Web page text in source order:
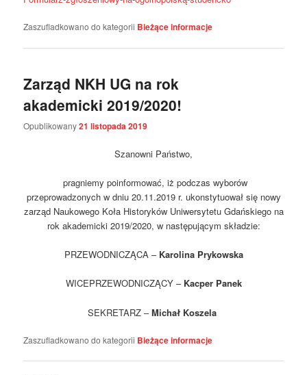
Zaszufladkowano do kategorii Bieżące informacje
Zarząd NKH UG na rok
akademicki 2019/2020!
Opublikowany21 listopada 2019
Szanowni Państwo,
pragniemy poinformować, iż podczas wyborów
przeprowadzonych w dniu 20.11.2019 r. ukonstytuował się nowy
zarząd Naukowego Koła Historyków Uniwersytetu Gdańskiego na
rok akademicki 2019/2020, w następującym składzie:
PRZEWODNICZĄCA – Karolina Prykowska
WICEPRZEWODNICZĄCY – Kacper Panek
SEKRETARZ –Michał Koszela
Zaszufladkowano do kategorii Bieżące informacje